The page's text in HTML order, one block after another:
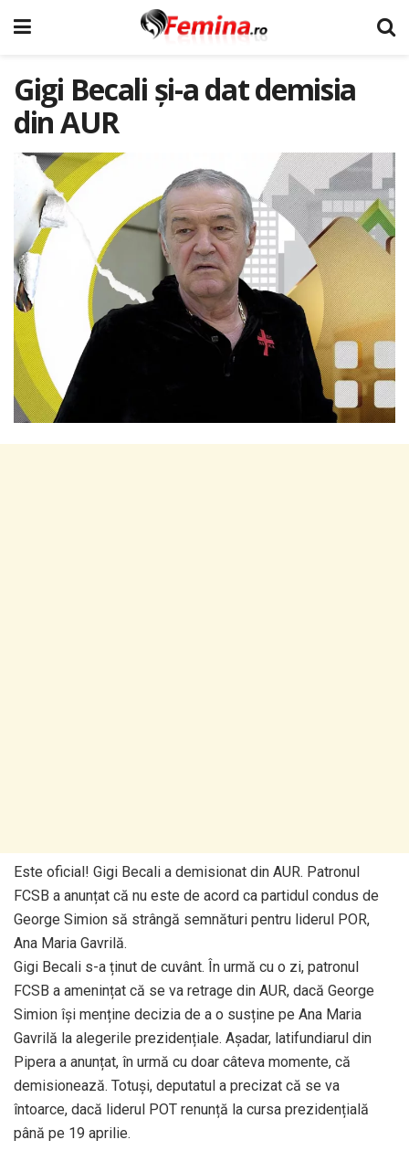
Gigi Becali și-a dat demisia
din AUR
Este oficial! Gigi Becali a demisionat din AUR. Patronul
FCSB a anunțat că nu este de acord ca partidul condus de
George Simion să strângă semnături pentru liderul POR,
Ana Maria Gavrilă.
Gigi Becali s-a ținut de cuvânt. În urmă cu o zi, patronul
FCSB a amenințat că se va retrage din AUR, dacă George
Simion își menține decizia de a o susține pe Ana Maria
Gavrilă la alegerile prezidențiale. Așadar, latifundiarul din
Pipera a anunțat, în urmă cu doar câteva momente, că
demisionează. Totuși, deputatul a precizat că se va
întoarce, dacă liderul POT renunță la cursa prezidențială
până pe 19 aprilie.